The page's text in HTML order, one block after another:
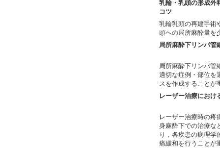
乳輪・乳頭の形成外
コツ
乳輪乳頭の再建手術
頭への局所麻酔量を
局所麻酔下リンパ管
局所麻酔下リンパ管
適切な症例・部位を
スを作成することが
レーザー治療におけ
レーザー治療時の疼
身麻酔下での治療な
り，各疾患の病理学
痛緩和を行うことが